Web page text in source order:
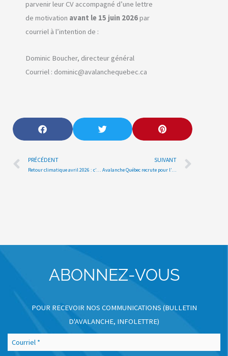
parvenir leur CV accompagné d’une lettre
de motivation avant le 15 juin 2026par
courriel à l’intention de :
Dominic Boucher, directeur général
Courriel : dominic@avalanchequebec.ca
Précédent
PRÉCÉDENT
Retour climatique avril 2026 : c’est déjà la fin !
SUIVANT
Avalanche Québec recrute pour l’automne 2026
ABONNEZ-VOUS
POUR RECEVOIR NOS COMMUNICATIONS (BULLETIN
D'AVALANCHE, INFOLETTRE)